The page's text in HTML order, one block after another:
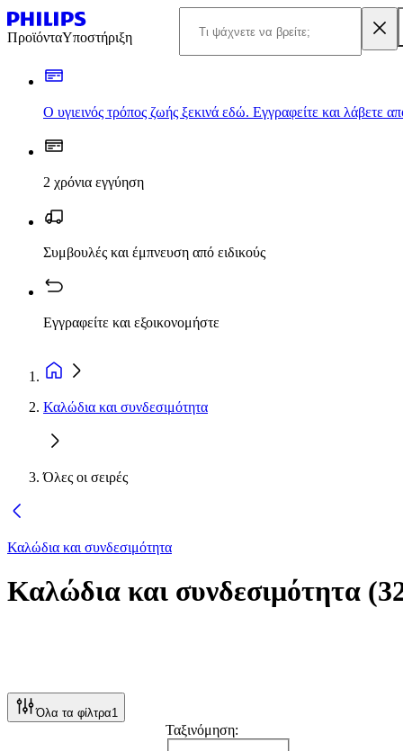
ΠροϊόνταΥποστήριξη
Ο υγιεινός τρόπος ζωής ξεκινά εδώ. Εγγραφείτε και λάβετε
2 χρόνια εγγύηση
Συμβουλές και έμπνευση από ειδικούς
Εγγραφείτε και εξοικονομήστε
Καλώδια και συνδεσιμότητα
Όλες οι σειρές
Καλώδια και συνδεσιμότητα
Καλώδια και συνδεσιμότητα (
Όλα τα φίλτρα1
Ταξινόμηση: